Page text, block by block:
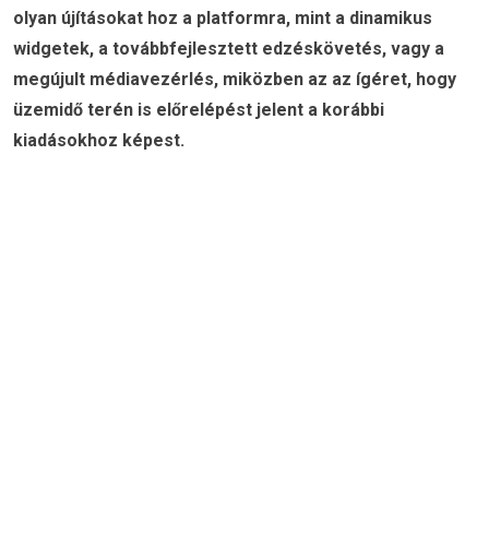
olyan újításokat hoz a platformra, mint a dinamikus
widgetek, a továbbfejlesztett edzéskövetés, vagy a
megújult médiavezérlés, miközben az az ígéret, hogy
üzemidő terén is előrelépést jelent a korábbi
kiadásokhoz képest.